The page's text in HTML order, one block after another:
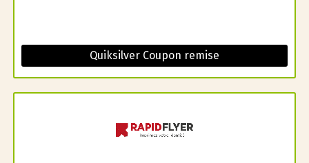
Quiksilver Coupon remise